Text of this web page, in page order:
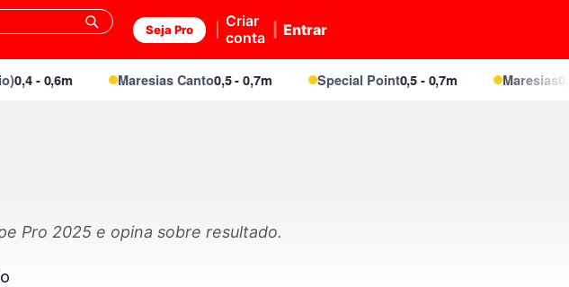
Seja Pro
Criar
conta
Entrar
- 0,6m Maresias Canto0,5 - 0,7m Special Point0,5 - 0,7m Maresias0,5
Pro 2025 e opina sobre resultado.